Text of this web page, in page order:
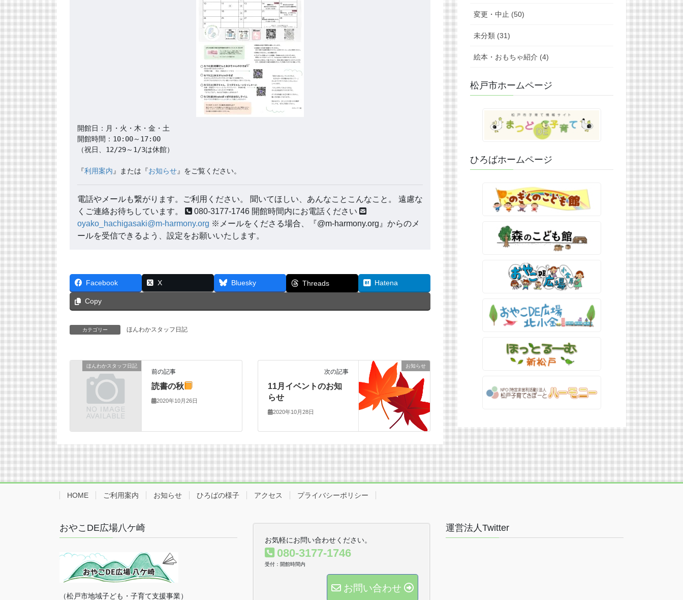
開館日：月・火・木・金・土
開館時間：10:00～17:00
（祝日、12/29～1/3は休館）
『利用案内 』または『お知らせ』をご覧ください。
電話やメールも繋がります。ご利用ください。 聞いてほしい、あんなことこんなこと。 遠慮な
くご連絡お待ちしています。
080-3177-1746 開館時間内にお電話ください
oyako_hachigasaki@m-harmony.org ※メールをくださる場合、『@m-harmony.org』からのメ
ールを受信できるよう、設定をお願いいたします。
Facebook X Bluesky Threads Hatena
Copy
カテゴリー ほんわかスタッフ日記
ほんわかスタッフ日記
前の記事
読書の秋
2020年10月26日
お知らせ
次の記事
11月イベントのお知
らせ
2020年10月28日
変更・中止 (50)
未分類 (31)
絵本・おもちゃ紹介 (4)
松戸市ホームページ
ひろばホームページ
HOME ご利用案内 お知らせ ひろばの様子 アクセス プライバシーポリシー
おやこDE広場八ケ崎
（松戸市地域子ども・子育て支援事業）
お気軽にお問い合わせください。
080-3177-1746
受付：開館時間内
お問い合わせ
運営法人Twitter